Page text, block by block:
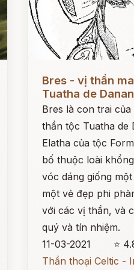
Bres - vị thần
Tuatha de
Bres là con trai
thần tộc Tuatha de
Elatha của tộc
bố thuộc loài
vóc dáng giống
một vẻ đẹp phi
với các vị thần, và
quý và tín nhiệm.
11-03-2021
⭐
Thần thoại Celtic -